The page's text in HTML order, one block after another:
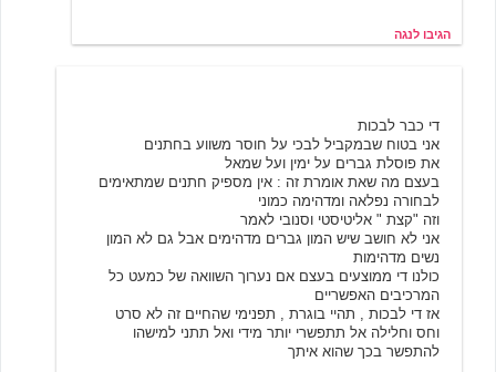
הגיבו לנגה
די כבר לבכות
אני בטוח שבמקביל לבכי על חוסר משווע בחתנים
את פוסלת גברים על ימין ועל שמאל
בעצם מה שאת אומרת זה : אין מספיק חתנים שמתאימים
לבחורה נפלאה ומדהימה כמוני
וזה "קצת " אליטיסטי וסנובי לאמר
אני לא חושב שיש המון גברים מדהימים אבל גם לא המון
נשים מדהימות
כולנו די ממוצעים בעצם אם נערוך השוואה של כמעט כל
המרכיבים האפשריים
אז די לבכות , תהיי בוגרת , תפנימי שהחיים זה לא סרט
וחס וחלילה אל תתפשרי יותר מידי ואל תתני למישהו
להתפשר בכך שהוא איתך